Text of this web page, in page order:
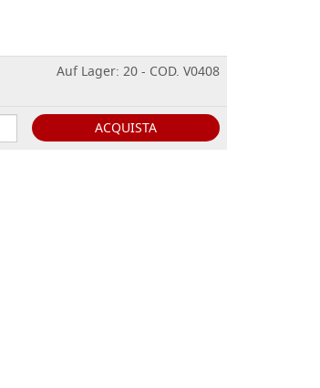
Auf Lager: 20 - COD. V0408
ACQUISTA